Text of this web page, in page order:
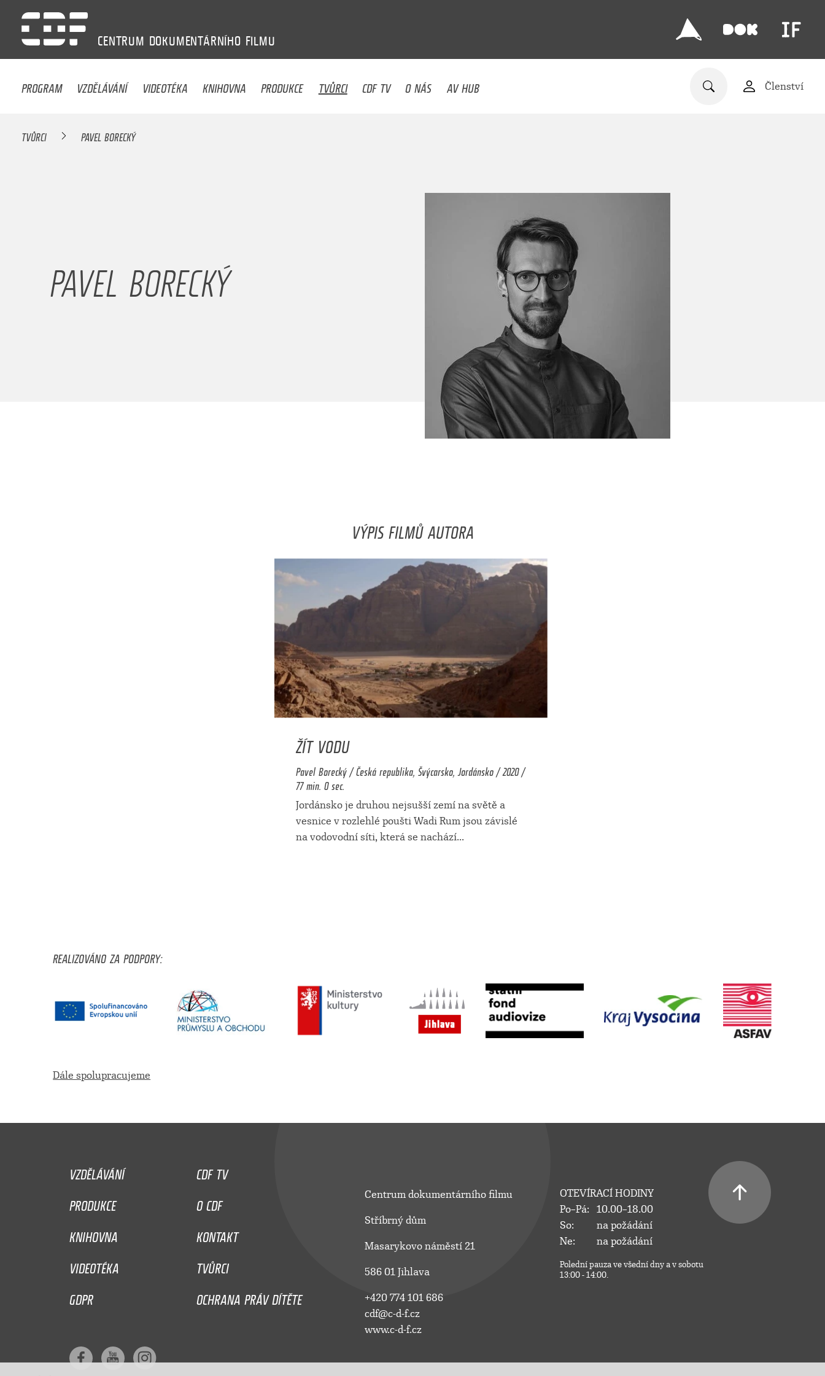
CENTRUM DOKUMENTÁRNÍHO FILMU
PROGRAM VZDĚLÁVÁNÍ VIDEOTÉKA KNIHOVNA PRODUKCE TVŮRCI CDF TV O NÁS AV HUB Členství
TVŮRCI PAVEL BORECKÝ
PAVEL BORECKÝ
VÝPIS FILMŮ AUTORA
ŽÍT VODU
Pavel Borecký / Česká republika, Švýcarsko, Jordánsko / 2020 /
77 min. 0 sec.
Jordánsko je druhou nejsušší zemí na světě a
vesnice v rozlehlé poušti Wadi Rum jsou závislé
na vodovodní síti, která se nachází...
REALIZOVÁNO ZA PODPORY:
Dále spolupracujeme
VZDĚLÁVÁNÍ
CDF TV
PRODUKCE
O CDF
KNIHOVNA
KONTAKT
VIDEOTÉKA
TVŮRCI
GDPR
OCHRANA PRÁV DÍTĚTE
Centrum dokumentárního filmu
Stříbrný dům
Masarykovo náměstí 21
586 01 Jihlava
+420 774 101 686
cdf@c-d-f.cz
www.c-d-f.cz
OTEVÍRACÍ HODINY
Po–Pá:
10.00–18.00
So:
na požádání
Ne:
na požádání
Polední pauza ve všední dny a v sobotu
13:00 - 14:00.